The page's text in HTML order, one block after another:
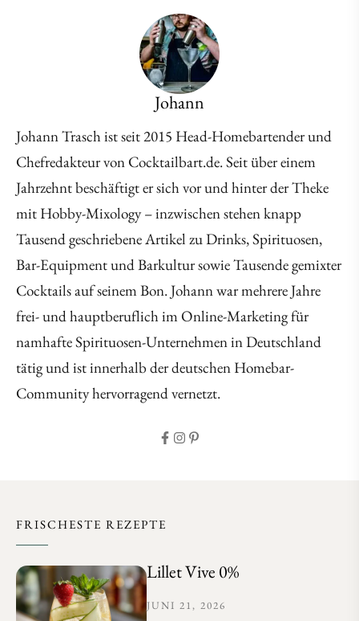
Johann
Johann Trasch ist seit 2015 Head-Homebartender und
Chefredakteur von Cocktailbart.de. Seit über einem
Jahrzehnt beschäftigt er sich vor und hinter der Theke
mit Hobby-Mixology – inzwischen stehen knapp
Tausend geschriebene Artikel zu Drinks, Spirituosen,
Bar-Equipment und Barkultur sowie Tausende gemixter
Cocktails auf seinem Bon. Johann war mehrere Jahre
frei- und hauptberuflich im Online-Marketing für
namhafte Spirituosen-Unternehmen in Deutschland
tätig und ist innerhalb der deutschen Homebar-
Community hervorragend vernetzt.
FRISCHESTE REZEPTE
Lillet Vive 0%
JUNI 21, 2026